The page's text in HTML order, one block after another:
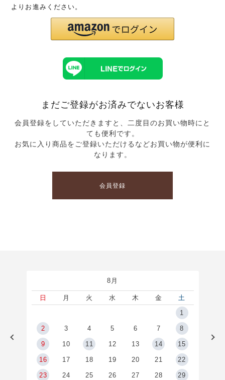
よりお進みください。
まだご登録がお済みでないお客様
会員登録をしていただきますと、二度目のお買い物時にと
ても便利です。
お気に入り商品をご登録いただけるなどお買い物が便利に
なります。
会員登録
8月
日 月 火 水 木 金
土
1
2 3 4 5 6 7 8
9 10 11 12 13 14 15
16 17 18 19 20 21 22
23 24 25 26 27 28 29